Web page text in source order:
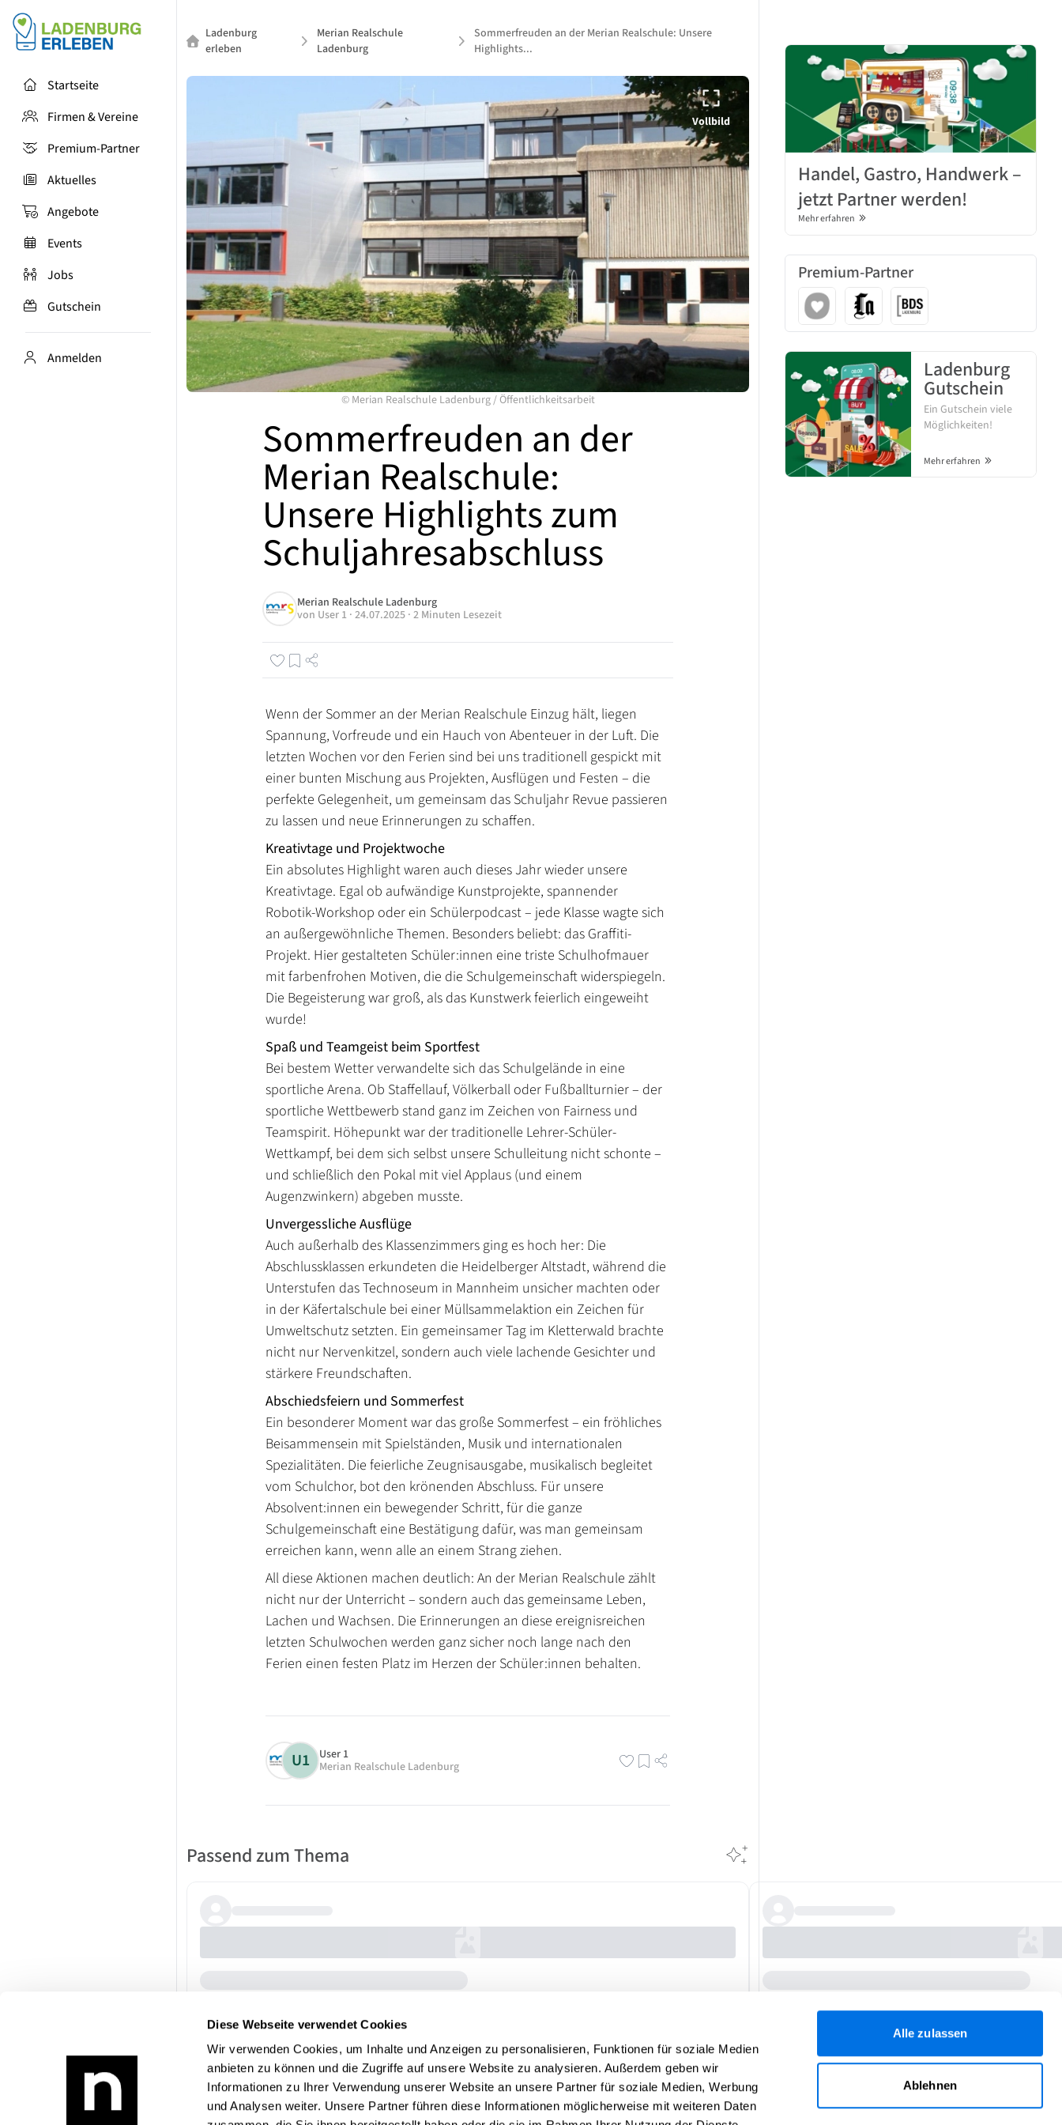
Diese Webseite verwendet Cookies
Wir verwenden Cookies, um Inhalte und Anzeigen zu personalisieren, Funktionen für soziale Medien
anbieten zu können und die Zugriffe auf unsere Website zu analysieren. Außerdem geben wir
Informationen zu Ihrer Verwendung unserer Website an unsere Partner für soziale Medien, Werbung
und Analysen weiter. Unsere Partner führen diese Informationen möglicherweise mit weiteren Daten
Alle zulassen
Ablehnen
Startseite
Firmen & Vereine
Premium-Partner
Aktuelles
Angebote
Events
Jobs
Gutschein
Anmelden
Ladenburg
erleben
Merian Realschule
Ladenburg
Sommerfreuden an der Merian Realschule: Unsere
Highlights...
Vollbild
© Merian Realschule Ladenburg/Öffentlichkeitsarbeit
Sommerfreuden an der
Merian Realschule:
Unsere Highlights zum
Schuljahresabschluss
Merian Realschule Ladenburg
von User 1 · 24.07.2025 · 2 Minuten Lesezeit
Wenn der Sommer an der Merian Realschule Einzug hält, liegen
Spannung, Vorfreude und ein Hauch von Abenteuer in der Luft. Die
letzten Wochen vor den Ferien sind bei uns traditionell gespickt mit
einer bunten Mischung aus Projekten, Ausflügen und Festen – die
perfekte Gelegenheit, um gemeinsam das Schuljahr Revue passieren
zu lassen und neue Erinnerungen zu schaffen.
Kreativtage und Projektwoche
Ein absolutes Highlight waren auch dieses Jahr wieder unsere
Kreativtage. Egal ob aufwändige Kunstprojekte, spannender
Robotik-Workshop oder ein Schülerpodcast – jede Klasse wagte sich
an außergewöhnliche Themen. Besonders beliebt: das Graffiti-
Projekt. Hier gestalteten Schüler:innen eine triste Schulhofmauer
mit farbenfrohen Motiven, die die Schulgemeinschaft widerspiegeln.
Die Begeisterung war groß, als das Kunstwerk feierlich eingeweiht
wurde!
Spaß und Teamgeist beim Sportfest
Bei bestem Wetter verwandelte sich das Schulgelände in eine
sportliche Arena. Ob Staffellauf, Völkerball oder Fußballturnier – der
sportliche Wettbewerb stand ganz im Zeichen von Fairness und
Teamspirit. Höhepunkt war der traditionelle Lehrer-Schüler-
Wettkampf, bei dem sich selbst unsere Schulleitung nicht schonte –
und schließlich den Pokal mit viel Applaus (und einem
Augenzwinkern) abgeben musste.
Unvergessliche Ausflüge
Auch außerhalb des Klassenzimmers ging es hoch her: Die
Abschlussklassen erkundeten die Heidelberger Altstadt, während die
Unterstufen das Technoseum in Mannheim unsicher machten oder
in der Käfertalschule bei einer Müllsammelaktion ein Zeichen für
Umweltschutz setzten. Ein gemeinsamer Tag im Kletterwald brachte
nicht nur Nervenkitzel, sondern auch viele lachende Gesichter und
stärkere Freundschaften.
Abschiedsfeiern und Sommerfest
Ein besonderer Moment war das große Sommerfest – ein fröhliches
Beisammensein mit Spielständen, Musik und internationalen
Spezialitäten. Die feierliche Zeugnisausgabe, musikalisch begleitet
vom Schulchor, bot den krönenden Abschluss. Für unsere
Absolvent:innen ein bewegender Schritt, für die ganze
Schulgemeinschaft eine Bestätigung dafür, was man gemeinsam
erreichen kann, wenn alle an einem Strang ziehen.
All diese Aktionen machen deutlich: An der Merian Realschule zählt
nicht nur der Unterricht – sondern auch das gemeinsame Leben,
Lachen und Wachsen. Die Erinnerungen an diese ereignisreichen
letzten Schulwochen werden ganz sicher noch lange nach den
Ferien einen festen Platz im Herzen der Schüler:innen behalten.
U1
User 1
Merian Realschule Ladenburg
Passend zum Thema
Handel, Gastro, Handwerk –
jetzt Partner werden!
Mehr erfahren
Premium-Partner
Ladenburg
Gutschein
Ein Gutschein viele
Möglichkeiten!
Mehr erfahren